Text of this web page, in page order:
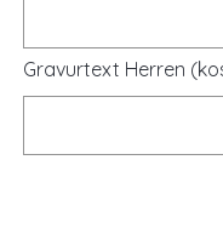
Gravurtext Herren